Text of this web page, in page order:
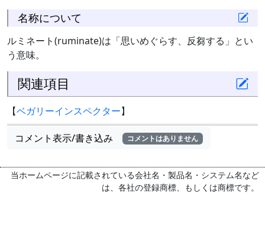
名称について
ルミネート(ruminate)は「思いめぐらす、反芻する」とい
う意味。
関連項目
【ベガリーインスペクター】
コメント表示/書き込み コメントはありません
当ホームページに記載されている会社名・製品名・システム名など
は、各社の登録商標、もしくは商標です。